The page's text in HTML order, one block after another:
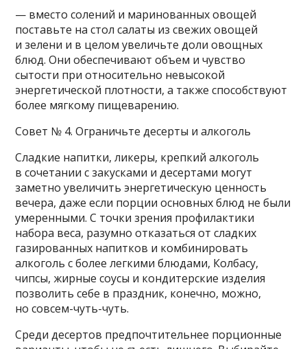
— вместо солений и маринованных овощей
поставьте на стол салаты из свежих овощей
и зелени и в целом увеличьте доли овощных
блюд. Они обеспечивают объем и чувство
сытости при относительно невысокой
энергетической плотности, а также способствуют
более мягкому пищеварению.
Совет № 4. Ограничьте десерты и алкоголь
Сладкие напитки, ликеры, крепкий алкоголь
в сочетании с закусками и десертами могут
заметно увеличить энергетическую ценность
вечера, даже если порции основных блюд не были
умеренными. С точки зрения профилактики
набора веса, разумно отказаться от сладких
газированных напитков и комбинировать
алкоголь с более легкими блюдами, Колбасу,
чипсы, жирные соусы и кондитерские изделия
позволить себе в праздник, конечно, можно,
но совсем-чуть-чуть.
Среди десертов предпочтительнее порционные